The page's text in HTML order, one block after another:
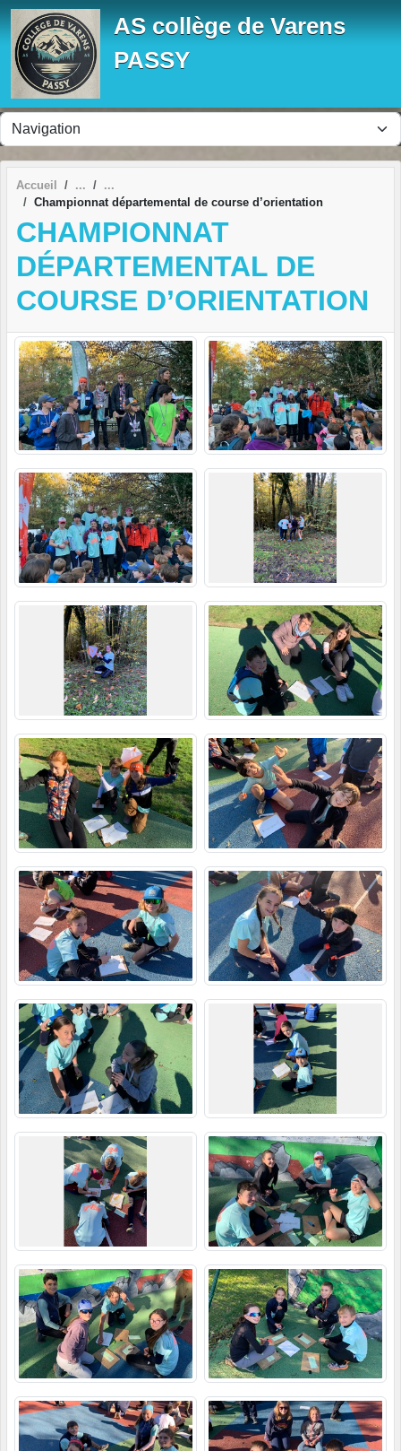
AS collège de Varens
PASSY
Accueil
Championnat départemental de course d’orientation
CHAMPIONNAT
DÉPARTEMENTAL DE
COURSE D’ORIENTATION
Panneau de gestion des cookies